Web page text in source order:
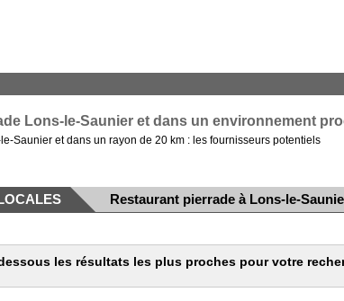
Lons-le-Saunier et dans un environnement
Saunier et dans un rayon de 20 km : les fournisseurs potentiels
Restaurant pierrade à Lons-le-
les résultats les plus proches pour votre